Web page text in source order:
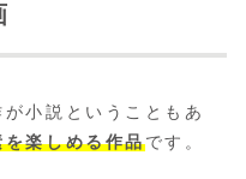
小説ということもあ
楽しめる作品です。